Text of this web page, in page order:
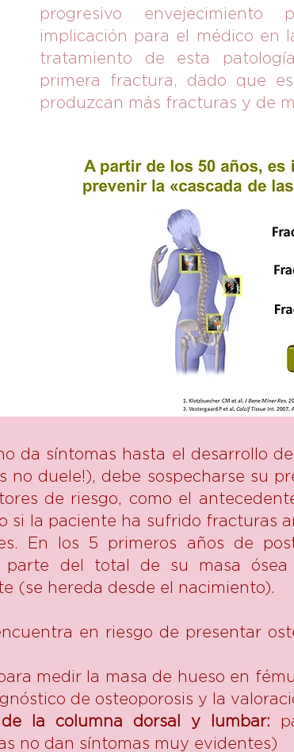
progresivo envejecimiento
implicación para el médico en
tratamiento de esta
primera fractura, dado que
produzcan más fracturas y de
da síntomas hasta el desarrollo
no duele!), debe sospecharse su
de riesgo, como el
si la paciente ha sufrido fracturas
En los 5 primeros años de
parte del total de su masa
(se hereda desde el nacimiento).
en riesgo de presentar
medir la masa de hueso en
de osteoporosis y la
la columna dorsal y lumbar:
no dan síntomas muy evidentes)